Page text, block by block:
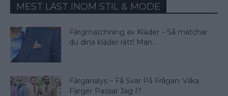
MEST LÄST INOM STIL & MODE
Färgmatchning av Kläder – Så matchar
du dina kläder rätt! Man...
Färganalys – Få Svar På Frågan: Vilka
Färger Passar Jag I?